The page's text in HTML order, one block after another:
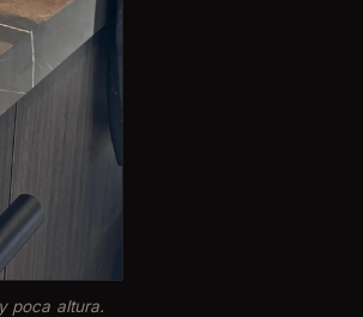
poca altura.